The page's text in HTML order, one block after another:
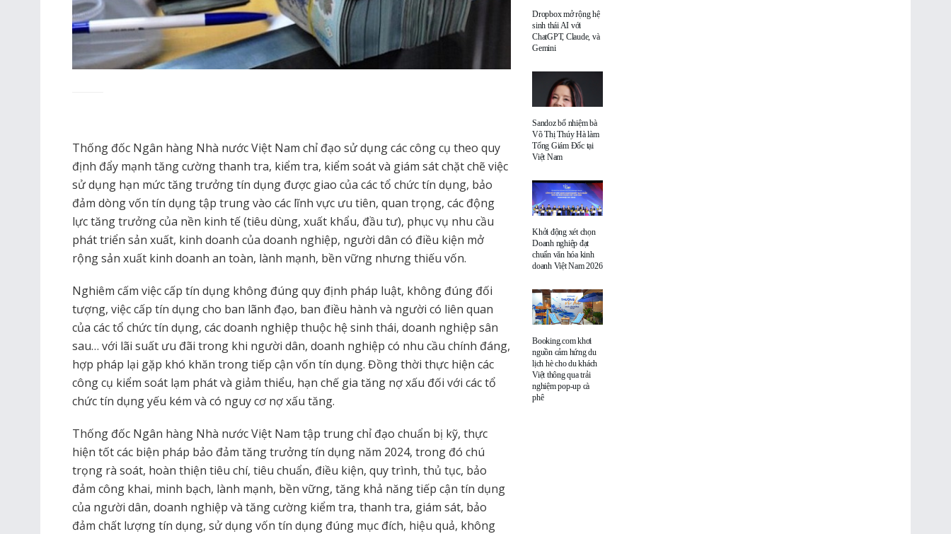
Thống đốc Ngân hàng Nhà nước Việt Nam chỉ đạo sử dụng các công cụ theo quy
định đẩy mạnh tăng cường thanh tra, kiểm tra, kiểm soát và giám sát chặt chẽ việc
sử dụng hạn mức tăng trưởng tín dụng được giao của các tổ chức tín dụng, bảo
đảm dòng vốn tín dụng tập trung vào các lĩnh vực ưu tiên, quan trọng, các động
lực tăng trưởng của nền kinh tế (tiêu dùng, xuất khẩu, đầu tư), phục vụ nhu cầu
phát triển sản xuất, kinh doanh của doanh nghiệp, người dân có điều kiện mở
rộng sản xuất kinh doanh an toàn, lành mạnh, bền vững nhưng thiếu vốn.
Nghiêm cấm việc cấp tín dụng không đúng quy định pháp luật, không đúng đối
tượng, việc cấp tín dụng cho ban lãnh đạo, ban điều hành và người có liên quan
của các tổ chức tín dụng, các doanh nghiệp thuộc hệ sinh thái, doanh nghiệp sân
sau… với lãi suất ưu đãi trong khi người dân, doanh nghiệp có nhu cầu chính đáng,
hợp pháp lại gặp khó khăn trong tiếp cận vốn tín dụng. Đồng thời thực hiện các
công cụ kiểm soát lạm phát và giảm thiểu, hạn chế gia tăng nợ xấu đối với các tổ
chức tín dụng yếu kém và có nguy cơ nợ xấu tăng.
Thống đốc Ngân hàng Nhà nước Việt Nam tập trung chỉ đạo chuẩn bị kỹ, thực
hiện tốt các biện pháp bảo đảm tăng trưởng tín dụng năm 2024, trong đó chú
trọng rà soát, hoàn thiện tiêu chí, tiêu chuẩn, điều kiện, quy trình, thủ tục, bảo
đảm công khai, minh bạch, lành mạnh, bền vững, tăng khả năng tiếp cận tín dụng
của người dân, doanh nghiệp và tăng cường kiểm tra, thanh tra, giám sát, bảo
đảm chất lượng tín dụng, sử dụng vốn tín dụng đúng mục đích, hiệu quả, không
Dropbox mở rộng hệ
sinh thái AI với
ChatGPT, Claude, và
Gemini
Sandoz bổ nhiệm bà
Võ Thị Thúy Hà làm
Tổng Giám Đốc tại
Việt Nam
Khởi động xét chọn
Doanh nghiệp đạt
chuẩn văn hóa kinh
doanh Việt Nam 2026
Booking.com khơi
nguồn cảm hứng du
lịch hè cho du khách
Việt thông qua trải
nghiệm pop-up cà
phê